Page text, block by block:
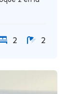
2 2